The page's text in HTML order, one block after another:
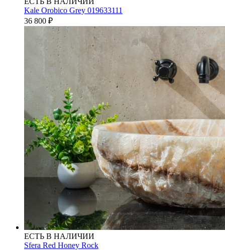
Kale Orobico Grey 019633111
36 800 ₽
ЕСТЬ В НАЛИЧИИ
Sfera Red Honey Rock